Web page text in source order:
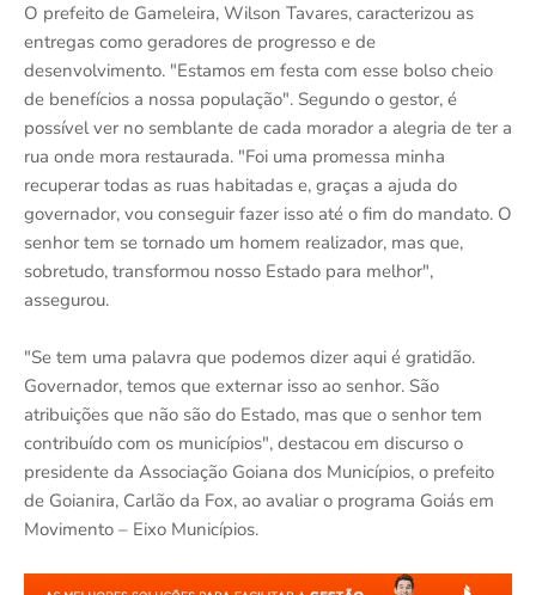
O prefeito de Gameleira, Wilson Tavares, caracterizou as
entregas como geradores de progresso e de
desenvolvimento. "Estamos em festa com esse bolso cheio
de benefícios a nossa população". Segundo o gestor, é
possível ver no semblante de cada morador a alegria de ter a
rua onde mora restaurada. "Foi uma promessa minha
recuperar todas as ruas habitadas e, graças a ajuda do
governador, vou conseguir fazer isso até o fim do mandato. O
senhor tem se tornado um homem realizador, mas que,
sobretudo, transformou nosso Estado para melhor",
assegurou.
"Se tem uma palavra que podemos dizer aqui é gratidão.
Governador, temos que externar isso ao senhor. São
atribuições que não são do Estado, mas que o senhor tem
contribuído com os municípios", destacou em discurso o
presidente da Associação Goiana dos Municípios, o prefeito
de Goianira, Carlão da Fox, ao avaliar o programa Goiás em
Movimento – Eixo Municípios.